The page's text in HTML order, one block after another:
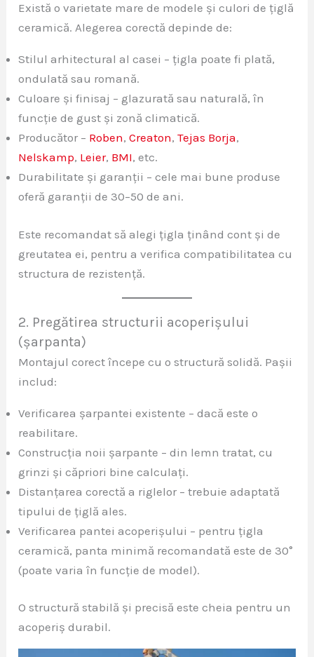
Există o varietate mare de modele și culori de țiglă
ceramică. Alegerea corectă depinde de:
Stilul arhitectural al casei – țigla poate fi plată,
ondulată sau romană.
Culoare și finisaj – glazurată sau naturală, în
funcție de gust și zonă climatică.
Producător – Roben,Creaton,Tejas Borja,
Nelskamp, Leier, BMI, etc.
Durabilitate și garanții – cele mai bune produse
oferă garanții de 30–50 de ani.
Este recomandat să alegi țigla ținând cont și de
greutatea ei, pentru a verifica compatibilitatea cu
structura de rezistență.
2. Pregătirea structurii acoperișului
(șarpanta)
Montajul corect începe cu o structură solidă. Pașii
includ:
Verificarea șarpantei existente – dacă este o
reabilitare.
Construcția noii șarpante – din lemn tratat, cu
grinzi și căpriori bine calculați.
Distanțarea corectă a riglelor – trebuie adaptată
tipului de țiglă ales.
Verificarea pantei acoperișului – pentru țigla
ceramică, panta minimă recomandată este de 30°
(poate varia în funcție de model).
O structură stabilă și precisă este cheia pentru un
acoperiș durabil.